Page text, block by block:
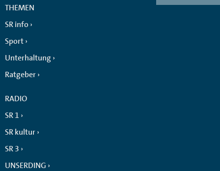
THEMEN
SR info
Sport
Unterhaltung
Ratgeber
RADIO
SR 1
SR kultur
SR 3
UNSERDING